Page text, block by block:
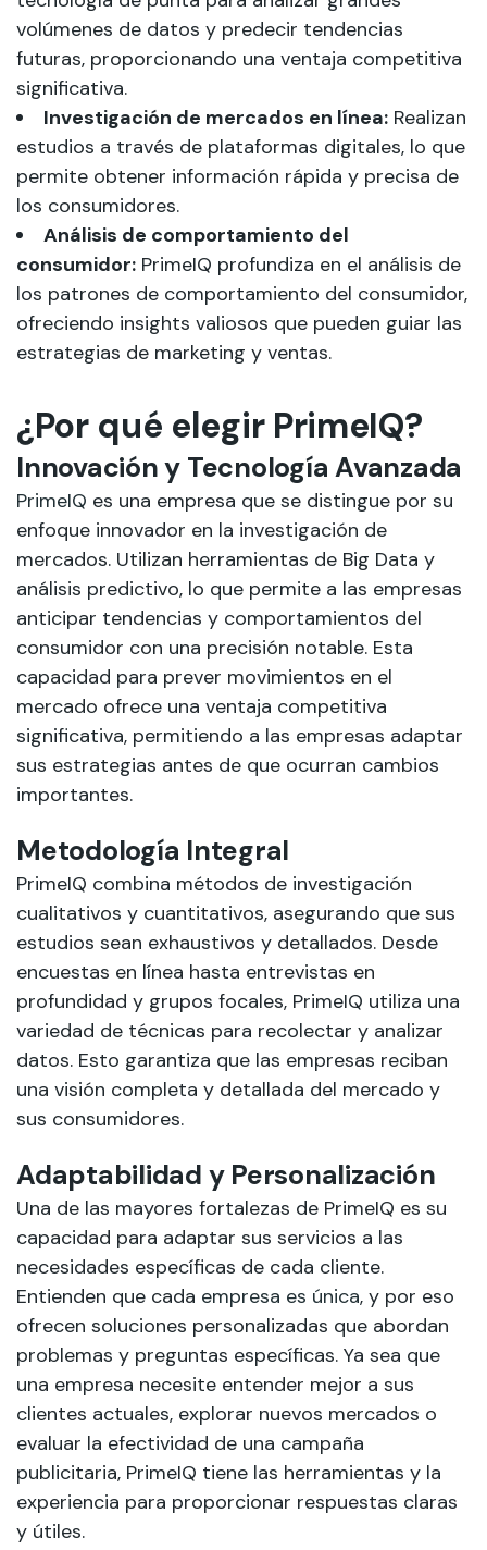
volúmenes de datos y predecir tendencias
futuras, proporcionando una ventaja competitiva
significativa.
Investigación de mercados en línea: Realizan
estudios a través de plataformas digitales, lo que
permite obtener información rápida y precisa de
los consumidores.
Análisis de comportamiento del
consumidor: PrimeIQ profundiza en el análisis de
los patrones de comportamiento del consumidor,
ofreciendo insights valiosos que pueden guiar las
estrategias de marketing y ventas.
¿Por qué elegir PrimeIQ?
Innovación y Tecnología Avanzada
PrimeIQ es una empresa que se distingue por su
enfoque innovador en la investigación de
mercados. Utilizan herramientas de Big Data y
análisis predictivo, lo que permite a las empresas
anticipar tendencias y comportamientos del
consumidor con una precisión notable. Esta
capacidad para prever movimientos en el
mercado ofrece una ventaja competitiva
significativa, permitiendo a las empresas adaptar
sus estrategias antes de que ocurran cambios
importantes.
Metodología Integral
PrimeIQ combina métodos de investigación
cualitativos y cuantitativos, asegurando que sus
estudios sean exhaustivos y detallados. Desde
encuestas en línea hasta entrevistas en
profundidad y grupos focales, PrimeIQ utiliza una
variedad de técnicas para recolectar y analizar
datos. Esto garantiza que las empresas reciban
una visión completa y detallada del mercado y
sus consumidores.
Adaptabilidad y Personalización
Una de las mayores fortalezas de PrimeIQ es su
capacidad para adaptar sus servicios a las
necesidades específicas de cada cliente.
Entienden que cada empresa es única, y por eso
ofrecen soluciones personalizadas que abordan
problemas y preguntas específicas. Ya sea que
una empresa necesite entender mejor a sus
clientes actuales, explorar nuevos mercados o
evaluar la efectividad de una campaña
publicitaria, PrimeIQ tiene las herramientas y la
experiencia para proporcionar respuestas claras
y útiles.